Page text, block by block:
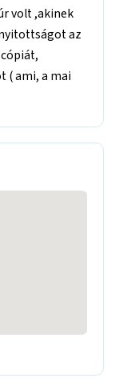
volt ,akinek
az
( ami, a mai